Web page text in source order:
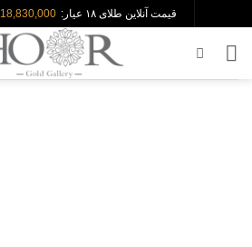
قیمت آنلاین طلای ۱۸ عیار: 18,830,000 تومان